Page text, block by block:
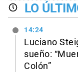
LO
14:24
Luciano
sueño:
Colón”